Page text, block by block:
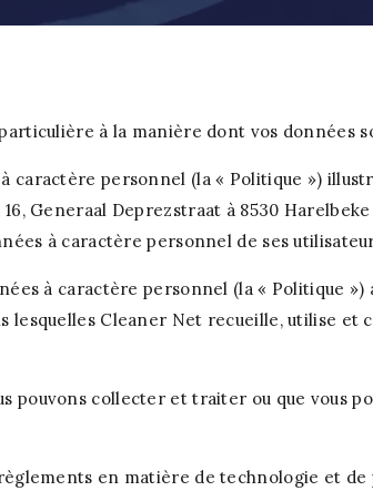
à la manière dont vos données
personnel (la « Politique »)
Generaal Deprezstraat à 8530
à caractère personnel de ses
à caractère personnel (la « Politique
lesquelles Cleaner Net recueille, utilise et
pouvons collecter et traiter ou que vous
en matière de technologie et